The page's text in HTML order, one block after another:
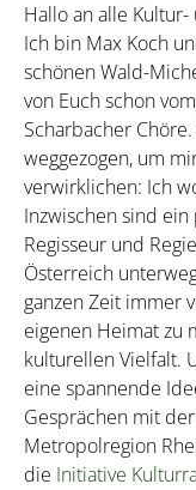
Hallo an alle
Ich bin Max Koch
schönen Wald-
von Euch schon vom
Scharbacher
weggezogen, um
verwirklichen: Ich
Inzwischen sind ein
Regisseur und
Österreich
ganzen Zeit immer
eigenen Heimat zu
kulturellen Vielfalt.
eine spannende
Gesprächen mit der
Metropolregion
die Initiative